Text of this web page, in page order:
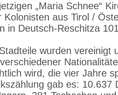
„Maria Schnee“
Kolonisten aus Tirol /
in Deutsch-Reschitza
wurden vereinigt
wird, die vier Jahre
gab es: 10.637